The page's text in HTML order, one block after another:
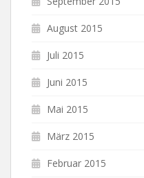
August 2015
Juli 2015
Juni 2015
Mai 2015
März 2015
Februar 2015